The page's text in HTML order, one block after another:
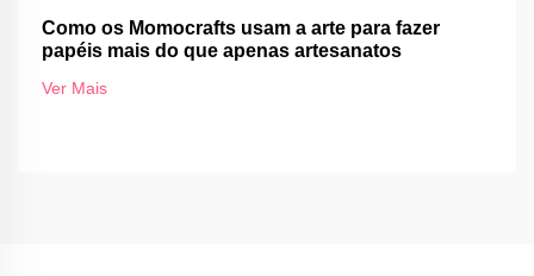
Como os Momocrafts usam a arte para fazer
papéis mais do que apenas artesanatos
Ver Mais